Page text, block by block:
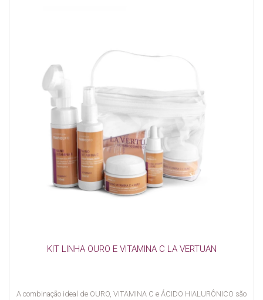
KIT LINHA OURO E VITAMINA C LA VERTUAN
A combinação ideal de OURO, VITAMINA C e ÁCIDO HIALURÔNICO são